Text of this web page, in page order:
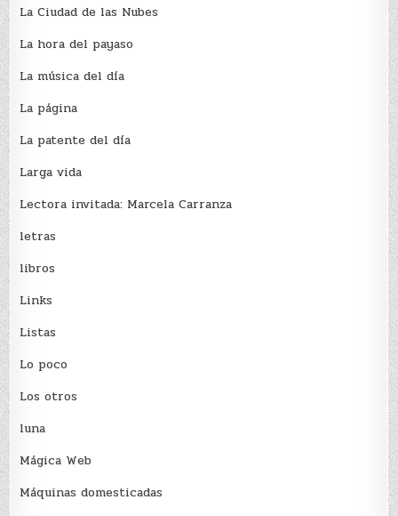
La Ciudad de las Nubes
La hora del payaso
La música del día
La página
La patente del día
Larga vida
Lectora invitada: Marcela Carranza
letras
libros
Links
Listas
Lo poco
Los otros
luna
Mágica Web
Máquinas domesticadas